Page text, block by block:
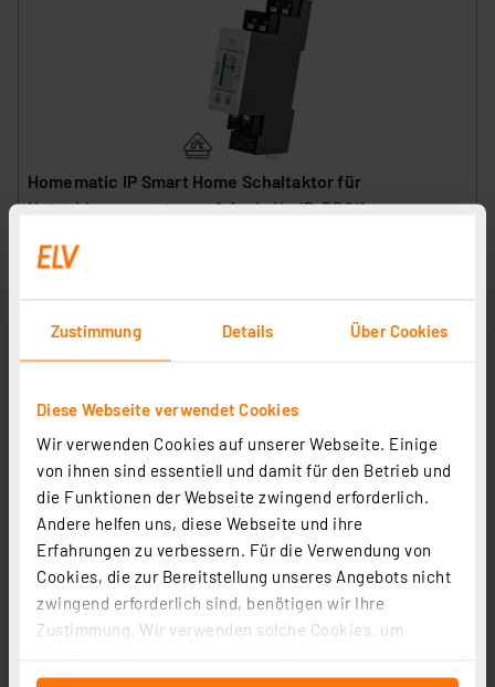
Zustimmung Details Über Cookies
Diese Webseite verwendet Cookies
Wir verwenden Cookies auf unserer Webseite. Einige
von ihnen sind essentiell und damit für den Betrieb und
die Funktionen der Webseite zwingend erforderlich.
Andere helfen uns, diese Webseite und ihre
Erfahrungen zu verbessern. Für die Verwendung von
Cookies, die zur Bereitstellung unseres Angebots nicht
zwingend erforderlich sind, benötigen wir Ihre
Zustimmung. Wir verwenden solche Cookies, um
für soziale Medien anbieten zu können und die Zugriffe
Homematic IP Smart Home Schaltaktor für
Hutschienenmontage – 1-fach, HmIP-DRSI1
2
89,95 €